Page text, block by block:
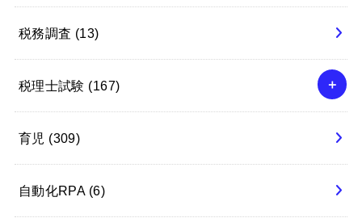
税務調査 (13)
税理士試験 (167)
育児 (309)
自動化RPA (6)